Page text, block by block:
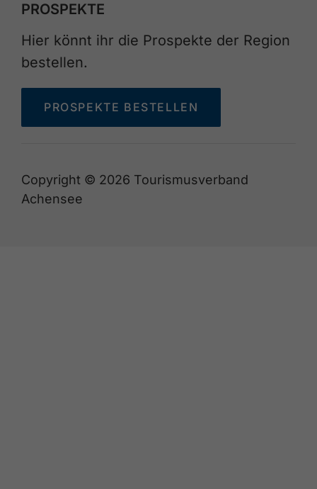
PROSPEKTE
Hier könnt ihr die Prospekte der Region
bestellen.
PROSPEKTE BESTELLEN
Copyright © 2026 Tourismusverband
Achensee